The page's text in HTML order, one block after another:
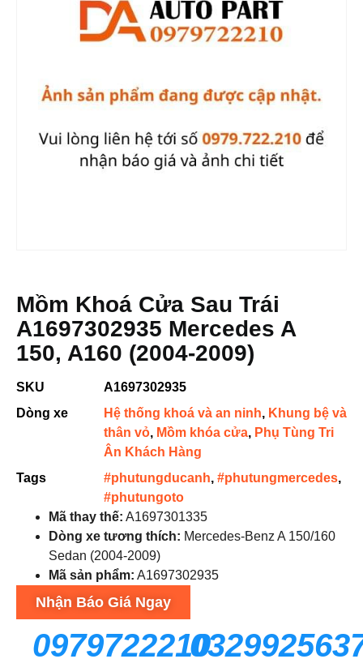
Mồm Khoá Cửa Sau Trái
A1697302935 Mercedes A
150, A160 (2004-2009)
SKU
A1697302935
Dòng xe
Hệ thống khoá và an ninh, Khung bệ và
thân vỏ, Mồm khóa cửa, Phụ Tùng Tri
Ân Khách Hàng
Tags
#phutungducanh, #phutungmercedes,
#phutungoto
Mã thay thế: A1697301335
Dòng xe tương thích: Mercedes-Benz A 150/160
Sedan (2004-2009)
Mã sản phẩm: A1697302935
Nhận Báo Giá Ngay
0979722210